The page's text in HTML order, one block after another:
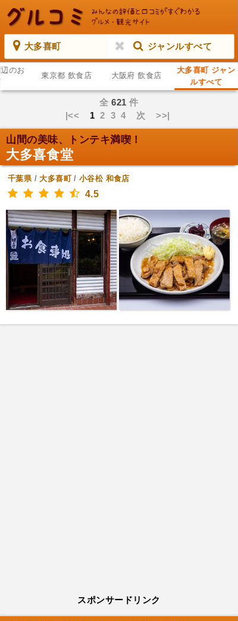
大多喜町 ジャンルすべて
のお
東京都 飲食店 大阪府 飲食店
大多喜町 ジャン
ルすべて
全621 件
|<< 12 3 4 次 >>|
山間の美味、トンテキ満喫！
大多喜食堂
千葉県/大多喜町/小谷松 和食店
4.5
スポンサードリンク